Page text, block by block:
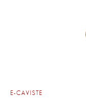
E-CAVISTE